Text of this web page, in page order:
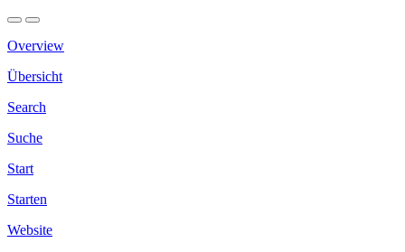
Overview
Übersicht
Search
Suche
Start
Starten
Website